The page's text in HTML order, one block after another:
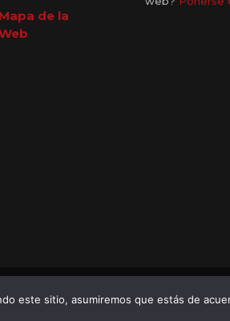
Mapa de la
este sitio, asumiremos que estás de